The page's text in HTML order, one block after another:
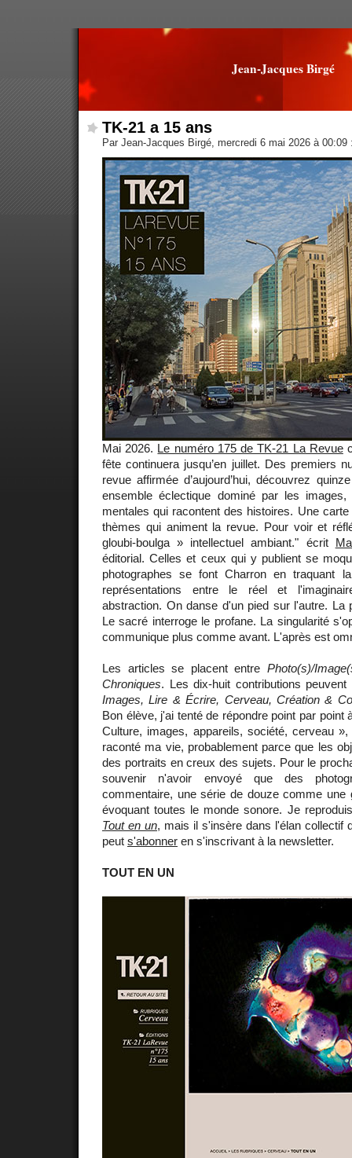
Jean-Jacques Birgé
TK-21 a 15 ans
Par Jean-Jacques Birgé, mercredi 6 mai 2026 à 00:09
Mai 2026. Le numéro 175 de TK-21 La Revue
fête continuera jusqu’en juillet. Des premiers
revue affirmée d’aujourd’hui, découvrez
ensemble éclectique dominé par les
mentales qui racontent des histoires. Une
thèmes qui animent la revue. Pour voir et
gloubi-boulga » intellectuel ambiant." écrit
éditorial. Celles et ceux qui y publient se
photographes se font Charron en traquant
représentations entre le réel et
abstraction. On danse d'un pied sur l'autre. La
Le sacré interroge le profane. La singularité
communique plus comme avant. L'après est
Les articles se placent entre Photo(s)/
Chroniques. Les dix-huit contributions
Images, Lire & Écrire, Cerveau, Création &
Bon élève, j'ai tenté de répondre point par point
Culture, images, appareils, société, cerveau
raconté ma vie, probablement parce que les
des portraits en creux des sujets. Pour le
souvenir n'avoir envoyé que des
commentaire, une série de douze comme une
évoquant toutes le monde sonore. Je
Tout en un, mais il s'insère dans l'élan collectif
peut s'abonner en s'inscrivant à la newsletter.
TOUT EN UN